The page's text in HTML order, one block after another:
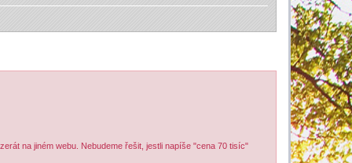
na jiném webu. Nebudeme řešit, jestli napíše "cena 70 tisíc"